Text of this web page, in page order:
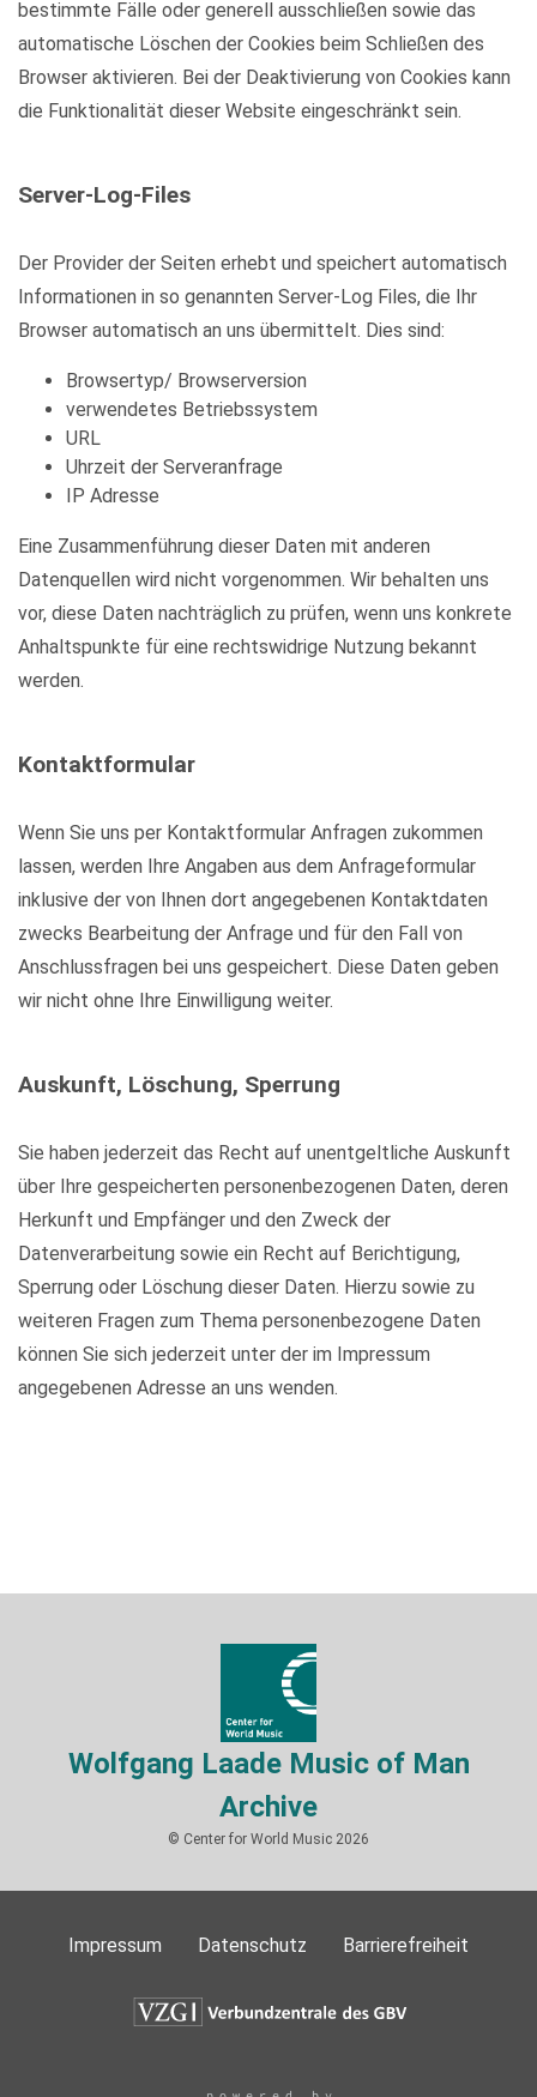
bestimmte Fälle oder generell ausschließen sowie das
automatische Löschen der Cookies beim Schließen des
Browser aktivieren. Bei der Deaktivierung von Cookies kann
die Funktionalität dieser Website eingeschränkt sein.
Server-Log-Files
Der Provider der Seiten erhebt und speichert automatisch
Informationen in so genannten Server-Log Files, die Ihr
Browser automatisch an uns übermittelt. Dies sind:
Browsertyp/ Browserversion
verwendetes Betriebssystem
URL
Uhrzeit der Serveranfrage
IP Adresse
Eine Zusammenführung dieser Daten mit anderen
Datenquellen wird nicht vorgenommen. Wir behalten uns
vor, diese Daten nachträglich zu prüfen, wenn uns konkrete
Anhaltspunkte für eine rechtswidrige Nutzung bekannt
werden.
Kontaktformular
Wenn Sie uns per Kontaktformular Anfragen zukommen
lassen, werden Ihre Angaben aus dem Anfrageformular
inklusive der von Ihnen dort angegebenen Kontaktdaten
zwecks Bearbeitung der Anfrage und für den Fall von
Anschlussfragen bei uns gespeichert. Diese Daten geben
wir nicht ohne Ihre Einwilligung weiter.
Auskunft, Löschung, Sperrung
Sie haben jederzeit das Recht auf unentgeltliche Auskunft
über Ihre gespeicherten personenbezogenen Daten, deren
Herkunft und Empfänger und den Zweck der
Datenverarbeitung sowie ein Recht auf Berichtigung,
Sperrung oder Löschung dieser Daten. Hierzu sowie zu
weiteren Fragen zum Thema personenbezogene Daten
können Sie sich jederzeit unter der im Impressum
angegebenen Adresse an uns wenden.
Wolfgang Laade Music of Man
Archive
© Center for World Music 2026
Impressum Datenschutz Barrierefreiheit